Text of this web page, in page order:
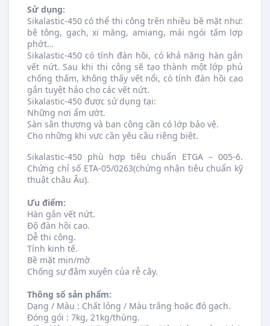
Sử dụng:
Sikalastic-450 có thể thi công trên nhiều bề mặt như:
bê tông, gạch, xi măng, amiang, mái ngói tấm lợp
phớt…
Sikalastic-450 có tính đàn hồi, có khả năng hàn gắn
vết nứt. Sau khi thi công sẽ tạo thành một lớp phủ
chống thấm, không thấy vết nổi, có tính đàn hồi cao
gắn tuyệt hảo cho các vết nứt.
Sikalastic-450 được sử dụng tại:
Những nơi ẩm ướt.
Sàn sân thượng và ban công cần có lớp bảo vệ.
Cho những khi vực cần yêu cầu riêng biệt.
Sikalastic-450 phù hợp tiêu chuẩn ETGA – 005-6.
Chứng chỉ số ETA-05/0263(chứng nhận tiêu chuẩn kỹ
thuật châu Âu).
Ưu điểm:
Hàn gắn vết nứt.
Độ đàn hồi cao.
Dễ thi công.
Tính kinh tế.
Bề mặt mịn/mờ
Chống sự đâm xuyên của rễ cây.
Thông số sản phẩm:
Dạng / Màu : Chất lỏng / Màu trắng hoặc đỏ gạch.
Đóng gói : 7kg, 21kg/thùng.